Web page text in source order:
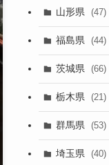
山形県 (47)
福島県 (44)
茨城県 (66)
栃木県 (21)
群馬県 (53)
埼玉県 (40)